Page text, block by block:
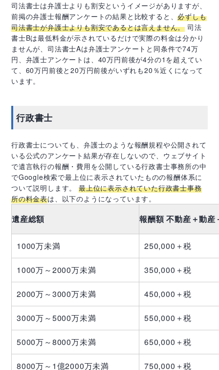
司法書士は弁護士よりも割安というイメージがありますが、
前掲の弁護士報酬アンケートの結果と比較すると、必ずしも
司法書士が弁護士よりも割安であるとは言えません。 司法
書士Bは最低料金が示されているだけで実際の料金は分かり
ませんが、司法書士Aは弁護士アンケートと同条件で74万
円、弁護士アンケートは、 40万円前後が4分の1 を超えてい
て、 60万円前後と20万円前後がいずれも20 ％近くになって
います。
行政書士
行政書士についても、弁護士のような報酬規程や公開されて
いる公式のアンケート結果が存在しないので、ウェブサイト
で遺言執行の報酬・費用を公開している行政書士事務所の中
でGoogle検索で最上位に表示されていたものの報酬体系に
ついて説明します。 最上位に表示されていた行政書士事務
所の料金表は、以下のようになっています。
遺産総額 報酬額 不動産＋動産
1000万未満 250,000＋税
1000万～2000万未満 350,000＋税
2000万～3000万未満 450,000＋税
3000万～5000万未満 550,000＋税
5000万～8000万未満 650,000＋税
8000万～1億2000万未満 750,000＋税